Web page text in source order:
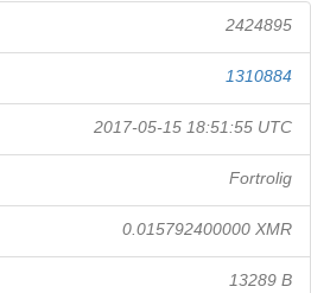
2424895
1310884
2017-05-15 18:51:55 UTC
Fortrolig
0.015792400000 XMR
13289 B